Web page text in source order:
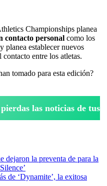
Championships planea
contacto personal como los
planea establecer nuevos
entre los atletas.
tomado para esta edición?
las noticias de tus
dejaron la preventa de para la
de ‘Dynamite’, la exitosa